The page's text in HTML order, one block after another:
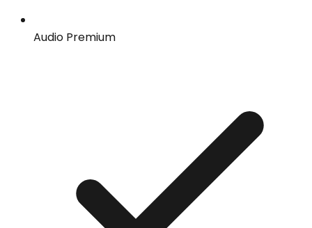
Audio Premium